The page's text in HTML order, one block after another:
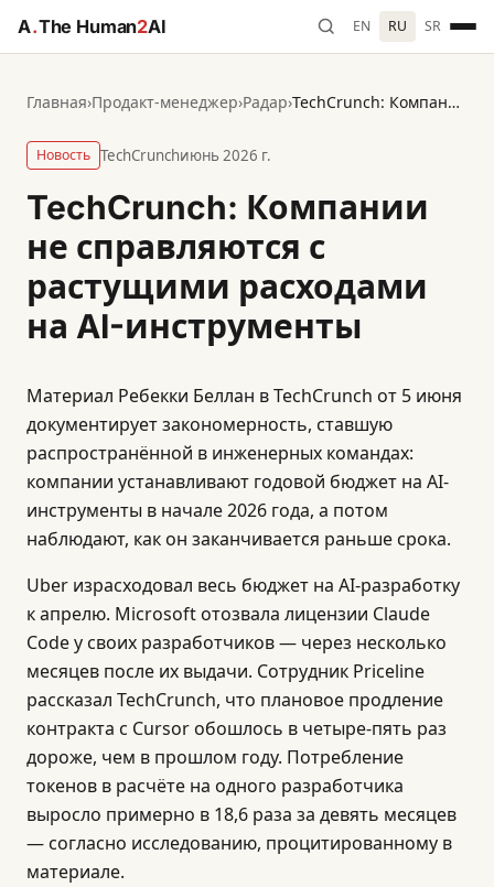
A.The Human2AI EN RU SR
Главная›Продакт-менеджер›Радар› TechCrunch: Компании не справляются с растущими расходами на AI-инструменты
Новость TechCrunchиюнь 2026 г.
TechCrunch: Компании
не справляются с
растущими расходами
на AI-инструменты
Материал Ребекки Беллан в TechCrunch от 5 июня
документирует закономерность, ставшую
распространённой в инженерных командах:
компании устанавливают годовой бюджет на AI-
инструменты в начале 2026 года, а потом
наблюдают, как он заканчивается раньше срока.
Uber израсходовал весь бюджет на AI-разработку
к апрелю. Microsoft отозвала лицензии Claude
Code у своих разработчиков — через несколько
месяцев после их выдачи. Сотрудник Priceline
рассказал TechCrunch, что плановое продление
контракта с Cursor обошлось в четыре-пять раз
дороже, чем в прошлом году. Потребление
токенов в расчёте на одного разработчика
выросло примерно в 18,6 раза за девять месяцев
— согласно исследованию, процитированному в
материале.